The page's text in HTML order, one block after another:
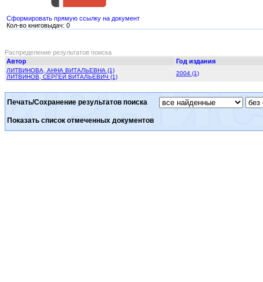
Сформировать прямую ссылку на документ
Кол-во книговыдач: 0
Распределение результатов поиска
Автор
Год издания
ЛИТВИНОВА, АННА ВИТАЛЬЕВНА (1)
ЛИТВИНОВ, СЕРГЕЙ ВИТАЛЬЕВИЧ (1)
2004 (1)
Печать/Сохранение результатов поиска
Показать список отмеченных документов